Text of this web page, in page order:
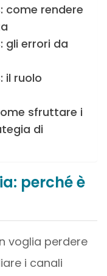
come rendere
gli errori da
il ruolo
sfruttare i
di
perché è
voglia perdere
i canali